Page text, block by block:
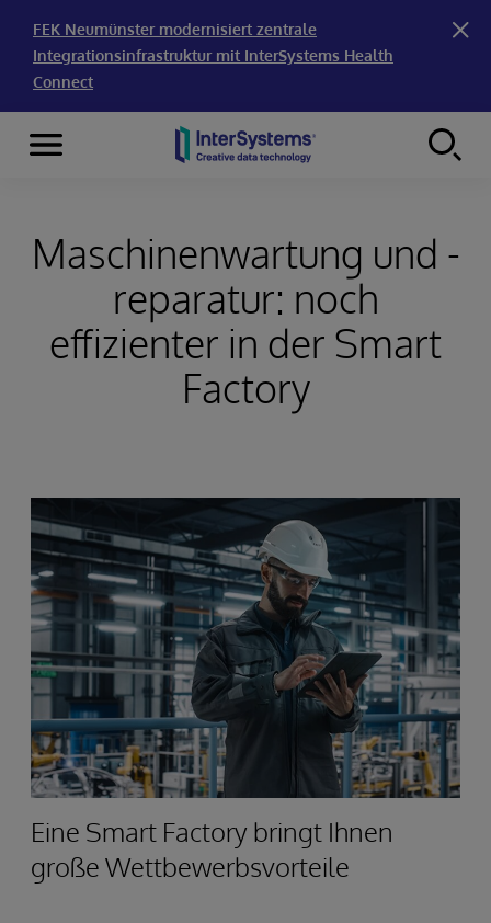
FEK Neumünster modernisiert zentrale
Integrationsinfrastruktur mit InterSystems Health
Connect
Skip to content
Menu
Maschinenwartung und -
reparatur: noch
effizienter in der Smart
Factory
Eine Smart Factory bringt Ihnen
große Wettbewerbsvorteile